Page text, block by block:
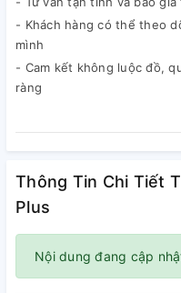
- Khách hàng có thể theo
mình
- Cam kết không luộc đồ,
ràng
Thông Tin Chi Tiết
Plus
Nội dung đang cập